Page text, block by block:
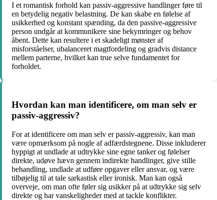
I et romantisk forhold kan passiv-aggressive handlinger føre til
en betydelig negativ belastning. De kan skabe en følelse af
usikkerhed og konstant spænding, da den passive-aggressive
person undgår at kommunikere sine bekymringer og behov
åbent. Dette kan resultere i et skadeligt mønster af
misforståelser, ubalanceret magtfordeling og gradvis distance
mellem parterne, hvilket kan true selve fundamentet for
forholdet.
Hvordan kan man identificere, om man selv er
passiv-aggressiv?
For at identificere om man selv er passiv-aggressiv, kan man
være opmærksom på nogle af adfærdstegnene. Disse inkluderer
hyppigt at undlade at udtrykke sine egne tanker og følelser
direkte, udøve hævn gennem indirekte handlinger, give stille
behandling, undlade at udføre opgaver eller ansvar, og være
tilbøjelig til at tale sarkastisk eller ironisk. Man kan også
overveje, om man ofte føler sig usikker på at udtrykke sig selv
direkte og har vanskeligheder med at tackle konflikter.